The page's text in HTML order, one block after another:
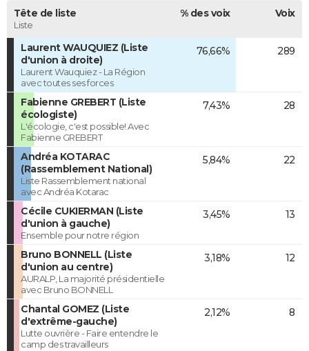
Tête de liste
Liste
% des voix Voix
Laurent WAUQUIEZ (Liste
d'union à droite)
Laurent Wauquiez - La Région
avec toutes ses forces
76,66% 289
Fabienne GREBERT (Liste
écologiste)
L'écologie, c'est possible! Avec
Fabienne GREBERT
7,43% 28
Andréa KOTARAC
(Rassemblement National)
Liste Rassemblement national
avec Andréa Kotarac
5,84% 22
Cécile CUKIERMAN (Liste
d'union à gauche)
Ensemble pour notre région
3,45% 13
Bruno BONNELL (Liste
d'union au centre)
AURALP, La majorité présidentielle
avec Bruno BONNELL
3,18% 12
Chantal GOMEZ (Liste
d'extrême-gauche)
Lutte ouvrière - Faire entendre le
camp des travailleurs
2,12% 8